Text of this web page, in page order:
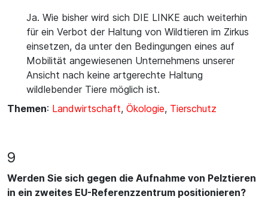
Ja. Wie bisher wird sich DIE LINKE auch weiterhin
für ein Verbot der Haltung von Wildtieren im Zirkus
einsetzen, da unter den Bedingungen eines auf
Mobilität angewiesenen Unternehmens unserer
Ansicht nach keine artgerechte Haltung
wildlebender Tiere möglich ist.
Themen: Landwirtschaft, Ökologie, Tierschutz
9
Werden Sie sich gegen die Aufnahme von Pelztieren
in ein zweites EU-Referenzzentrum positionieren?